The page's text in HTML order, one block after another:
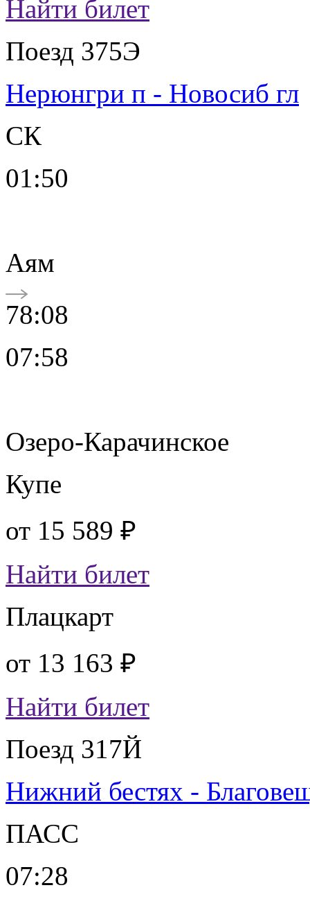
Найти билет
Поезд 375Э
Нерюнгри п - Новосиб гл
СК
01:50
Аям
78:08
07:58
Озеро-Карачинское
Купе
от 15 589 ₽
Найти билет
Плацкарт
от 13 163 ₽
Найти билет
Поезд 317Й
Нижний бестях -
ПАСС
07:28